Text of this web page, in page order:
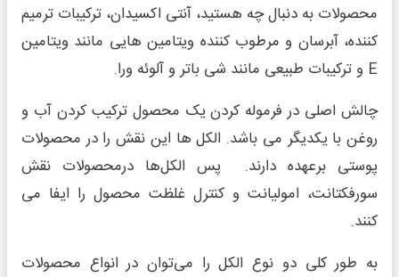
محصولات به دنبال چه هستید، آنتی اکسیدان، ترکیبات ترمیم
کننده، آبرسان و مرطوب کننده ویتامین هایی مانند ویتامین
E و ترکیبات طبیعی مانند شی باتر و آلوئه ورا.
چالش اصلی در فرموله کردن یک محصول ترکیب کردن آب و
روغن با یکدیگر می باشد. الکل ها این نقش را در محصولات
پوستی برعهده دارند. پس الکل‌ها درمحصولات نقش
سورفکتانت، امولیانت و کنترل غلظت محصول را ایفا می
کنند.
به طور کلی دو نوع الکل را می‌توان در انواع محصولات